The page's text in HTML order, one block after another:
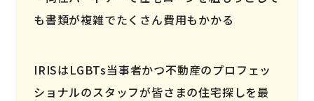
も書類が複雑でたくさん費用もかかる
IRISはLGBTs当事者かつ不動産のプロフェッ
ショナルのスタッフが皆さまの住宅探しを最